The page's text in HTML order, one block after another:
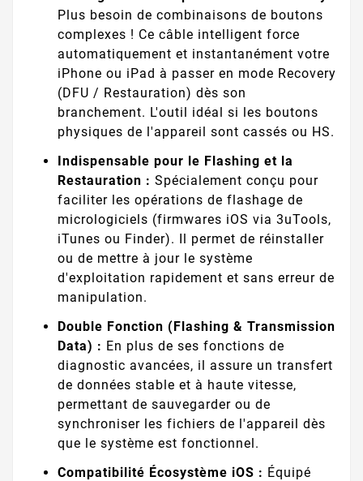
Plus besoin de combinaisons de boutons
complexes ! Ce câble intelligent force
automatiquement et instantanément votre
iPhone ou iPad à passer en mode Recovery
(DFU / Restauration) dès son
branchement. L'outil idéal si les boutons
physiques de l'appareil sont cassés ou HS.
Indispensable pour le Flashing et la
Restauration : Spécialement conçu pour
faciliter les opérations de flashage de
micrologiciels (firmwares iOS via 3uTools,
iTunes ou Finder). Il permet de réinstaller
ou de mettre à jour le système
d'exploitation rapidement et sans erreur de
manipulation.
Double Fonction (Flashing & Transmission
Data) : En plus de ses fonctions de
diagnostic avancées, il assure un transfert
de données stable et à haute vitesse,
permettant de sauvegarder ou de
synchroniser les fichiers de l'appareil dès
que le système est fonctionnel.
Compatibilité Écosystème iOS : Équipé